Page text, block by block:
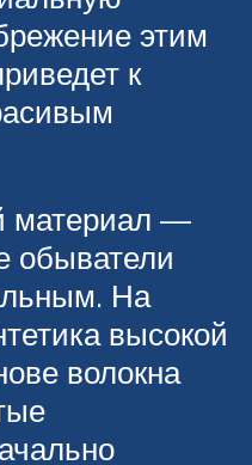
этим
к
материал —
обыватели
На
высокой
волокна